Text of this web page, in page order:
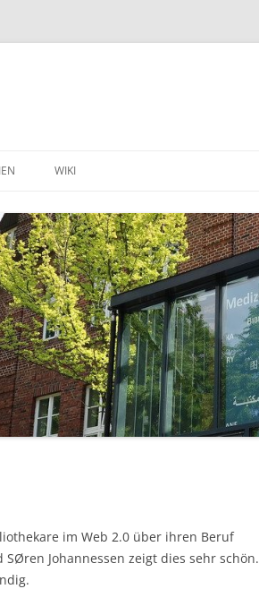
SMARTPHONE
WIKI
im Web 2.0 über ihren Beruf
Johannessen zeigt dies sehr schön.